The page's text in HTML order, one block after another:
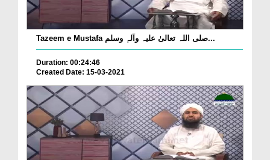
Tazeem e Mustafa صلی اللہ تعالیٰ علیہ وآلہٖ وسلم...
Duration: 00:24:46
Created Date: 15-03-2021